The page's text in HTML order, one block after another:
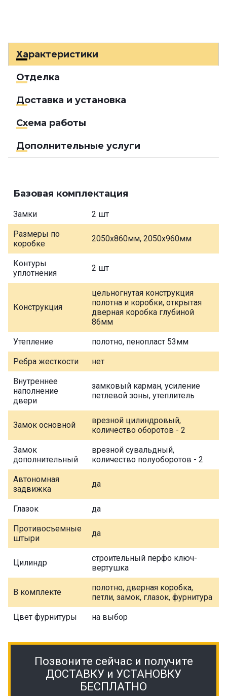
Характеристики
Отделка
Доставка и установка
Схема работы
Дополнительные услуги
Базовая комплектация
Замки 2 шт
Размеры по
коробке
2050х860мм, 2050х960мм
Контуры
уплотнения
2 шт
Конструкция
цельногнутая конструкция
полотна и коробки, открытая
дверная коробка глубиной
86мм
Утепление полотно, пенопласт 53мм
Ребра жесткости нет
Внутреннее
наполнение
двери
замковый карман, усиление
петлевой зоны, утеплитель
Замок основной
врезной цилиндровый,
количество оборотов - 2
Замок
дополнительный
врезной сувальдный,
количество полуоборотов - 2
Автономная
задвижка
да
Глазок да
Противосъемные
штыри
да
Цилиндр
строительный перфо ключ-
вертушка
В комплекте
полотно, дверная коробка,
петли, замок, глазок, фурнитура
Цвет фурнитуры на выбор
Позвоните сейчас и получите
ДОСТАВКУ и УСТАНОВКУ
БЕСПЛАТНО